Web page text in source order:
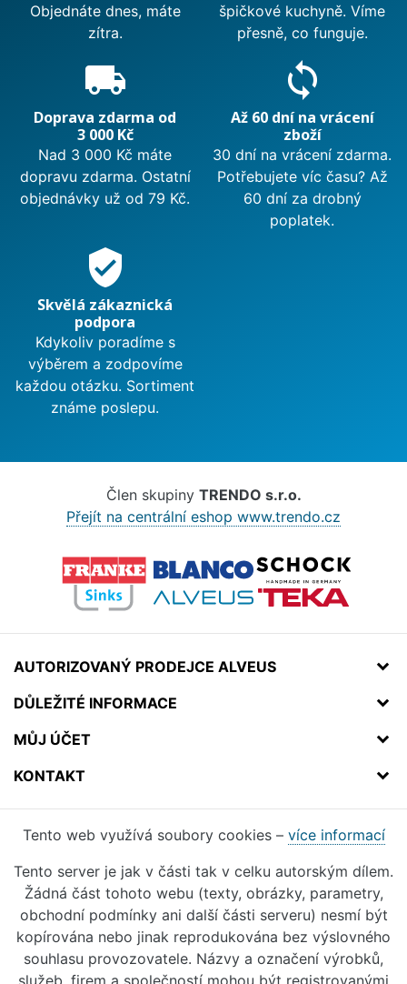
Objednáte dnes, máte
zítra.
špičkové kuchyně. Víme
přesně, co funguje.
local_shipping
Doprava zdarma od
3 000 Kč
Nad 3 000 Kč máte
dopravu zdarma. Ostatní
objednávky už od 79 Kč.
sync
Až 60 dní na vrácení
zboží
30 dní na vrácení zdarma.
Potřebujete víc času? Až
60 dní za drobný
poplatek.
verified_user
Skvělá zákaznická
podpora
Kdykoliv poradíme s
výběrem a zodpovíme
každou otázku. Sortiment
známe poslepu.
Člen skupiny TRENDO s.r.o.
Přejít na centrální eshop www.trendo.cz
AUTORIZOVANÝ PRODEJCE ALVEUS
DŮLEŽITÉ INFORMACE
MŮJ ÚČET
KONTAKT
Tento web využívá soubory cookies – více informací
Tento server je jak v části tak v celku autorským dílem.
Žádná část tohoto webu (texty, obrázky, parametry,
obchodní podmínky ani další části serveru) nesmí být
kopírována nebo jinak reprodukována bez výslovného
souhlasu provozovatele. Názvy a označení výrobků,
služeb, firem a společností mohou být registrovanými